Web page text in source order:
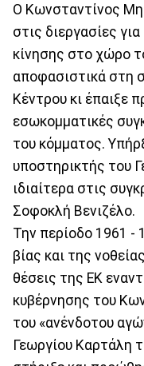
Ο Κωνσταντίνος
στις διεργασίες
κίνησης στο χώρο
αποφασιστικά στη
Κέντρου κι έπαιξε
εσωκομματικές
του κόμματος.
υποστηρικτής του
ιδιαίτερα στις
Σοφοκλή Βενιζέλο.
Την περίοδο 1961 -
βίας και της
θέσεις της ΕΚ
κυβέρνησης του
του «ανένδοτου
Γεωργίου Καρτάλη